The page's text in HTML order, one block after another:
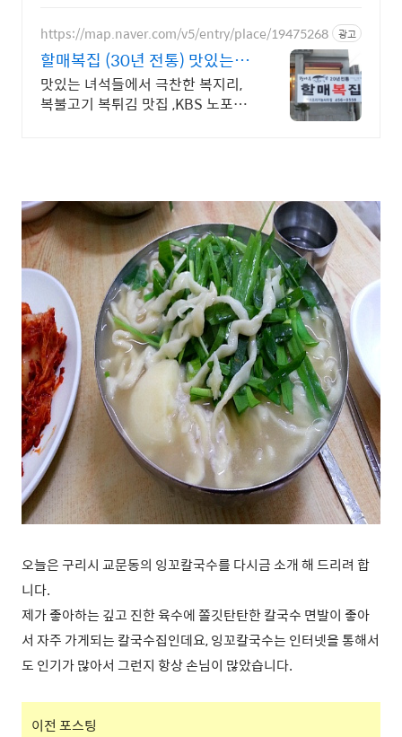
즐겨보세요!
https://map.naver.com/v5/entry/place/19475268 광고
할매복집 (30년 전통) 맛있는녀
석들 KBS2생생정보
맛있는 녀석들에서 극찬한 복지리,
복불고기 복튀김 맛집 ,KBS 노포기
오늘은 구리시 교문동의 잉꼬칼국수를 다시금 소개 해 드리려 합
니다.
제가 좋아하는 깊고 진한 육수에 쫄깃탄탄한 칼국수 면발이 좋아
서 자주 가게되는 칼국수집인데요, 잉꼬칼국수는 인터넷을 통해서
도 인기가 많아서 그런지 항상 손님이 많았습니다.
이전 포스팅